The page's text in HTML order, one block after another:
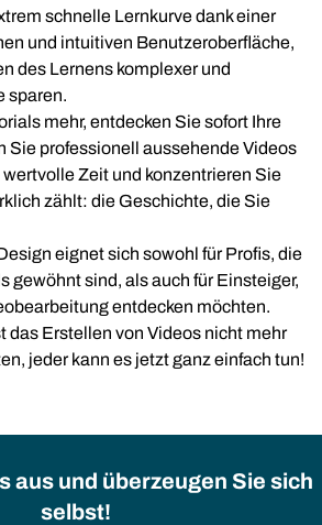
schnelle Lernkurve dank einer
und intuitiven Benutzeroberfläche,
des Lernens komplexer und
sparen.
mehr, entdecken Sie sofort Ihre
Sie professionell aussehende Videos
Zeit und konzentrieren Sie
zählt: die Geschichte, die Sie
eignet sich sowohl für Profis, die
gewöhnt sind, als auch für Einsteiger,
entdecken möchten.
das Erstellen von Videos nicht mehr
jeder kann es jetzt ganz einfach tun!
aus und überzeugen Sie sich
selbst!